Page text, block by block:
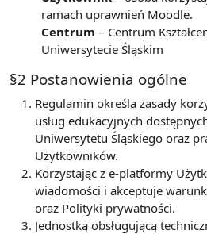
ramach uprawnień Moodle.
Centrum – Centrum
Uniwersytecie Śląskim
§2 Postanowienia ogólne
Regulamin określa zasady
usług edukacyjnych
Uniwersytetu Śląskiego oraz
Użytkowników.
Korzystając z e-platformy
wiadomości i akceptuje
oraz Polityki prywatności.
Jednostką obsługującą